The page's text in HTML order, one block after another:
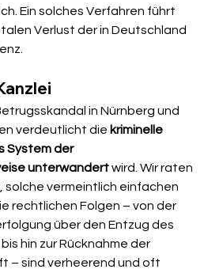
Ein solches Verfahren führt
Verlust der in Deutschland
in Nürnberg und
verdeutlicht die kriminelle
System der
unterwandert wird. Wir raten
solche vermeintlich einfachen
rechtlichen Folgen – von der
über den Entzug des
hin zur Rücknahme der
– sind verheerend und oft